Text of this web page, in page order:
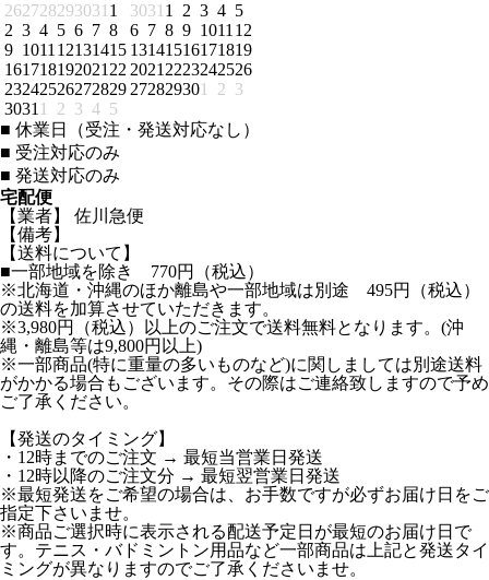
262728293031 1
2 3 4 5 6 7 8
9 1011 12131415
161718192021 22
23242526272829
3031 1 2 3 4 5
3031 1 2 3 4 5
6 7 8 9 1011 12
13141516171819
2021 2223242526
272829301 2 3
■ 休業日（受注・発送対応なし）
■ 受注対応のみ
■ 発送対応のみ
宅配便
【業者】 佐川急便
【備考】
【送料について】
■一部地域を除き 770円（税込）
※北海道・沖縄のほか離島や一部地域は別途 495円（税込）
の送料を加算させていただきます。
※3,980円（税込）以上のご注文で送料無料となります。(沖
縄・離島等は9,800円以上)
※一部商品(特に重量の多いものなど)に関しましては別途送料
がかかる場合もございます。その際はご連絡致しますので予め
ご了承ください。
【発送のタイミング】
・12時までのご注文 → 最短当営業日発送
・12時以降のご注文分 → 最短翌営業日発送
※最短発送をご希望の場合は、お手数ですが必ずお届け日をご
指定下さいませ。
※商品ご選択時に表示される配送予定日が最短のお届け日で
す。テニス・バドミントン用品など一部商品は上記と発送タイ
ミングが異なりますのでご了承くださいませ。